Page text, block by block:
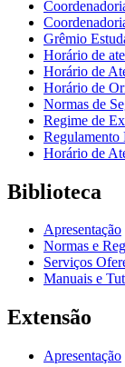
Grêmio
Horário de
Horário de
Horário de
Normas de
Regime de
Horário de
Biblioteca
Apresentação
Normas e
Serviços
Manuais e
Extensão
Apresentação